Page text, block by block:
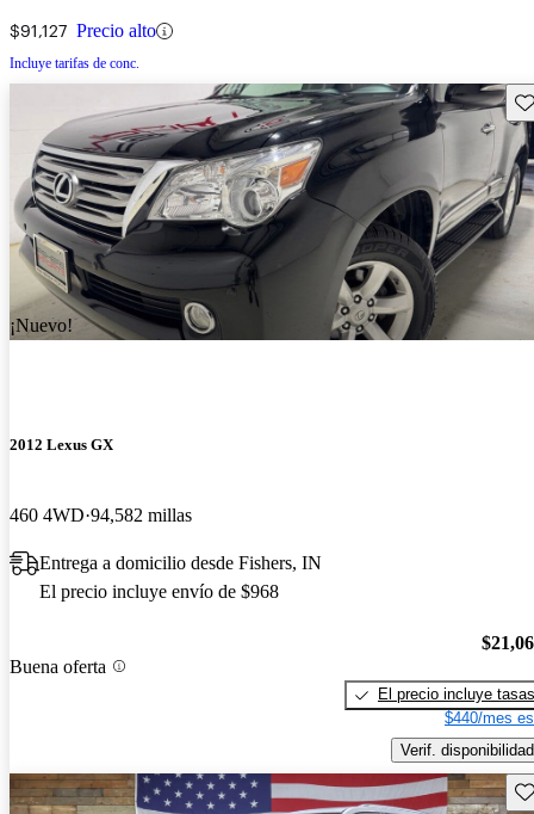
$91,127 Precio alto
Incluye tarifas de conc.
¡Nuevo!
2012 Lexus GX
460 4WD 94,582 millas
Entrega a domicilio desde Fishers, IN
El precio incluye envío de $968
Buena oferta
El precio incluye tasas
$440/mes
Verif. disponibilidad